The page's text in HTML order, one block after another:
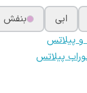
ابی بنفش
و پیلاتس
پیلاتس